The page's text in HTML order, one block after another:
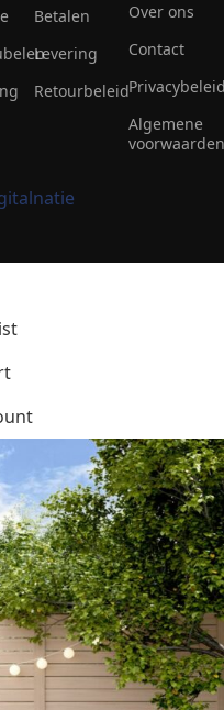
Betalen
Levering
Retourbeleid
Over ons
Contact
Algemene